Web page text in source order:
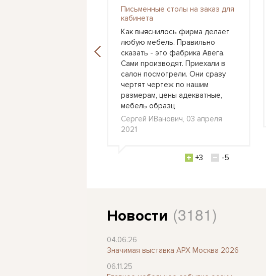
Письменные столы на заказ для
кабинета
Как выяснилось фирма делает
любую мебель. Правильно
сказать - это фабрика Авега.
Сами производят. Приехали в
салон посмотрели. Они сразу
чертят чертеж по нашим
размерам, цены адекватные,
мебель образц
Сергей ИВанович, 03 апреля
2021
+3 -5
Новости (3181)
04.06.26
Значимая выставка АРХ Москва 2026
06.11.25